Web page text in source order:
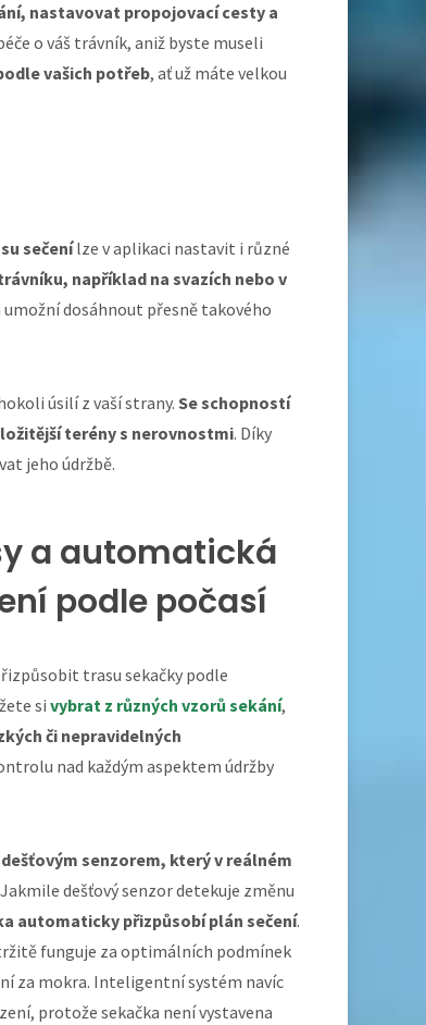
nastavovat propojovací cesty a
o váš trávník, aniž byste museli
vašich potřeb, ať už máte velkou
sečenílze v aplikaci nastavit i různé
například na svazích nebo v
dosáhnout přesně takového
úsilí z vaší strany.Se schopností
terény s nerovnostmi. Díky
jeho údržbě.
a automatická
podle počasí
trasu sekačky podle
si vybrat z různých vzorů sekání,
či nepravidelných
nad každým aspektem údržby
dešťovým senzorem, který v reálném
Jakmile dešťový senzor detekuje změnu
automaticky přizpůsobí plán sečení.
funguje za optimálních podmínek
za mokra. Inteligentní systém navíc
protože sekačka není vystavena